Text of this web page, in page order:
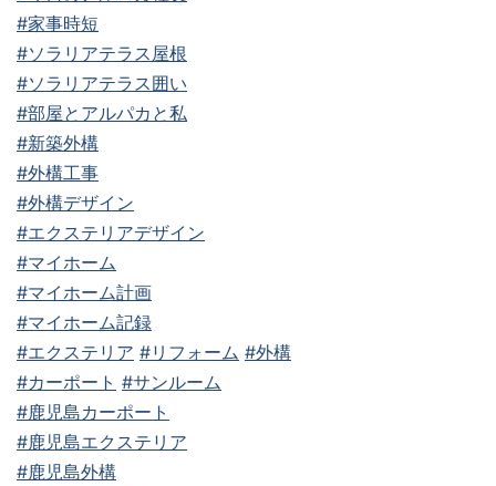
#家事時短
#ソラリアテラス屋根
#ソラリアテラス囲い
#部屋とアルパカと私
#新築外構
#外構工事
#外構デザイン
#エクステリアデザイン
#マイホーム
#マイホーム計画
#マイホーム記録
#エクステリア #リフォーム #外構
#カーポート #サンルーム
#鹿児島カーポート
#鹿児島エクステリア
#鹿児島外構